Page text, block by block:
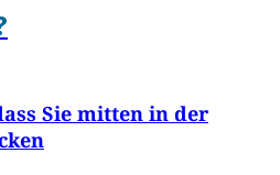
Sie mitten in der